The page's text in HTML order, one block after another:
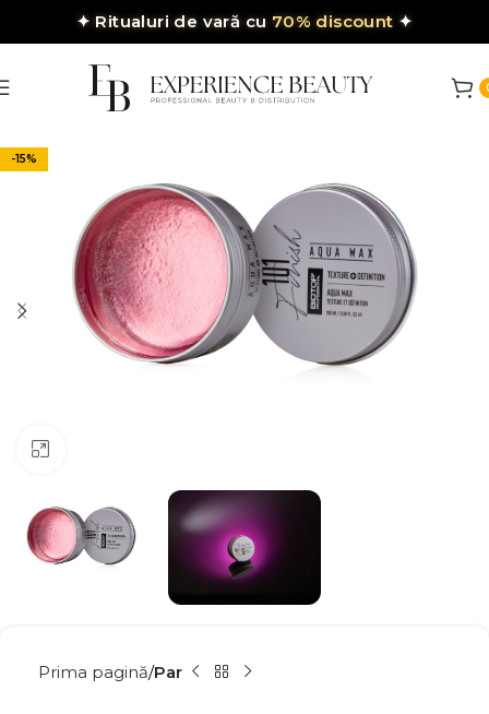
✦ Ritualuri de vară cu 70% discount ✦
-15%
Prima pagină Par